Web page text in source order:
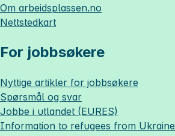
Om arbeidsplassen.no
Nettstedkart
For jobbsøkere
Nyttige artikler for jobbsøkere
Spørsmål og svar
Jobbe i utlandet (EURES)
Information to refugees from Ukraine